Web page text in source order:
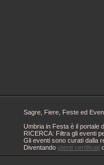
Sagre, Fiere, Feste ed
Umbria in Festa è il portale
RICERCA: Filtra gli eventi
Gli eventi sono curati dalla
Diventando utenti certificati